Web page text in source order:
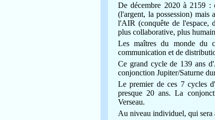
De décembre 2020 à 2159 :
(l'argent, la possession) mais
l'AIR (conquête de l'espace,
plus collaborative, plus
Les maîtres du monde du
communication et de
Ce grand cycle de 139 ans
conjonction Jupiter/Saturne
Le premier de ces 7 cycles
presque 20 ans.La
Verseau.
Au niveau individuel, qui sera